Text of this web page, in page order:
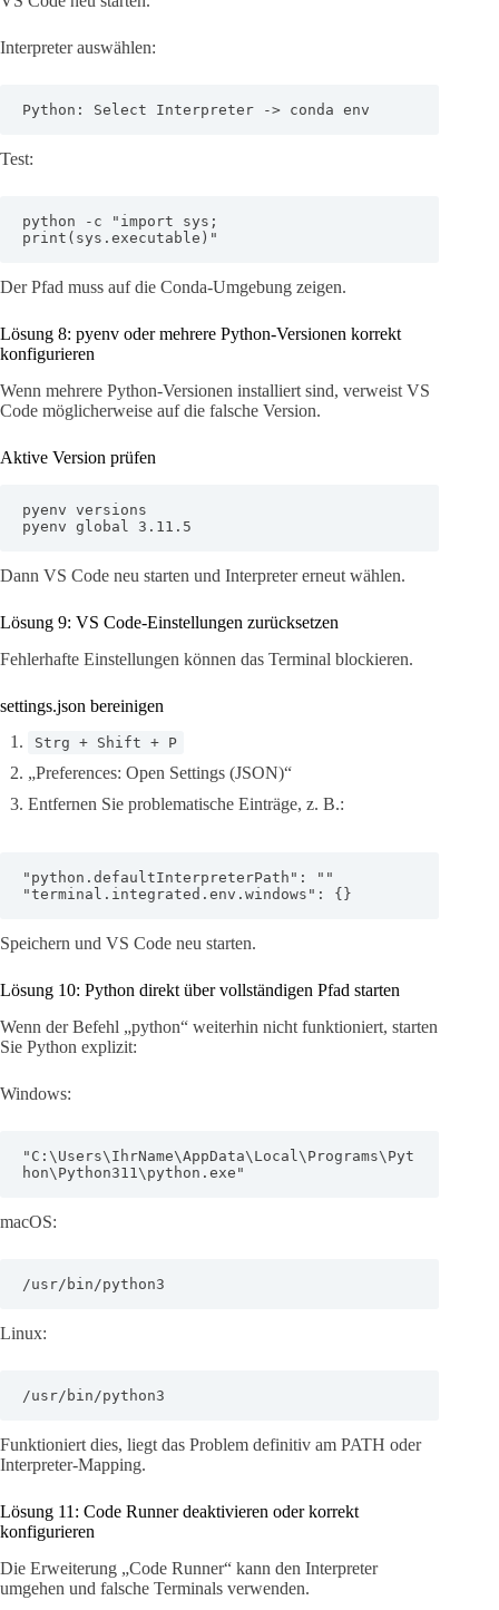
Interpreter auswählen:
Python: Select Interpreter -> conda env
Test:
python -c "import sys;
print(sys.executable)"
Der Pfad muss auf die Conda-Umgebung zeigen.
Lösung 8: pyenv oder mehrere Python-Versionen korrekt
konfigurieren
Wenn mehrere Python-Versionen installiert sind, verweist VS
Code möglicherweise auf die falsche Version.
Aktive Version prüfen
pyenv versions
pyenv global 3.11.5
Dann VS Code neu starten und Interpreter erneut wählen.
Lösung 9: VS Code-Einstellungen zurücksetzen
Fehlerhafte Einstellungen können das Terminal blockieren.
settings.json bereinigen
Strg + Shift + P
„Preferences: Open Settings (JSON)“
Entfernen Sie problematische Einträge, z. B.:
"python.defaultInterpreterPath": ""
"terminal.integrated.env.windows": {}
Speichern und VS Code neu starten.
Lösung 10: Python direkt über vollständigen Pfad starten
Wenn der Befehl „python“ weiterhin nicht funktioniert, starten
Sie Python explizit:
Windows:
"C:\Users\IhrName\AppData\Local\Programs\Pyt
hon\Python311\python.exe"
macOS:
/usr/bin/python3
Linux:
/usr/bin/python3
Funktioniert dies, liegt das Problem definitiv am PATH oder
Interpreter-Mapping.
Lösung 11: Code Runner deaktivieren oder korrekt
konfigurieren
Die Erweiterung „Code Runner“ kann den Interpreter
umgehen und falsche Terminals verwenden.